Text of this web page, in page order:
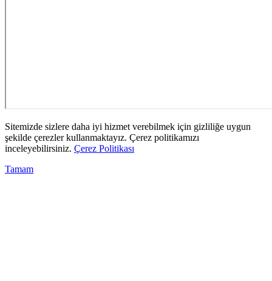
Sitemizde sizlere daha iyi hizmet verebilmek için gizliliğe uygun
şekilde çerezler kullanmaktayız. Çerez politikamızı
inceleyebilirsiniz. Çerez Politikası
Tamam